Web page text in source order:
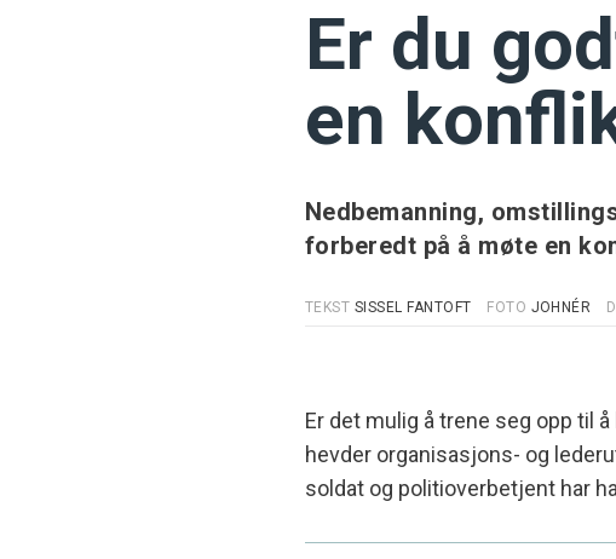
Er du
en
Nedbemanning,
forberedt på å møte en
TEKST SISSEL FANTOFT FOTO JOHNÉR
Er det mulig å trene seg opp til
hevder organisasjons- og
soldat og politioverbetjent har